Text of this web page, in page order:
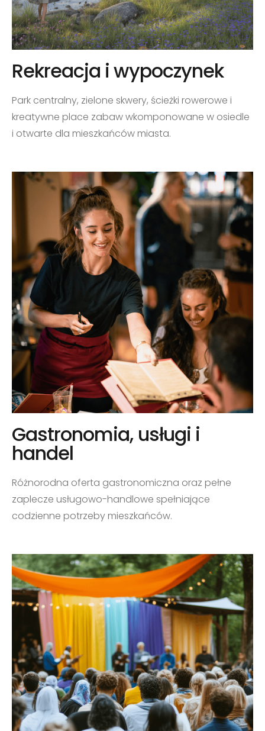
Rekreacja i wypoczynek
Park centralny, zielone skwery, ścieżki rowerowe i
kreatywne place zabaw wkomponowane w osiedle
i otwarte dla mieszkańców miasta.
Gastronomia, usługi i
handel
Różnorodna oferta gastronomiczna oraz pełne
zaplecze usługowo-handlowe spełniające
codzienne potrzeby mieszkańców.